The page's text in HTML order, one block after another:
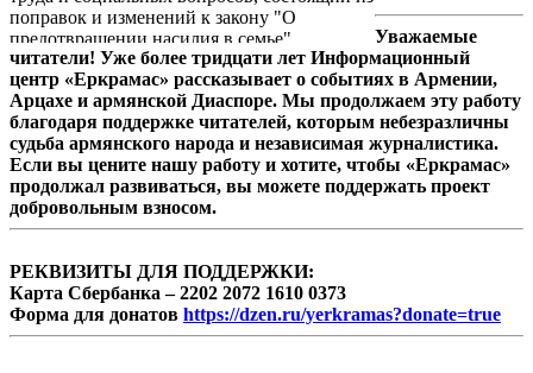
поправок и изменений к закону "О
предотвращении насилия в семье",
пытаются обосновать необходимостью
раскрытия случаев насилия и борьбой с
ними. .
Уважаемые
читатели! Уже более тридцати лет Информационный
центр «Еркрамас» рассказывает о событиях в Армении,
Арцахе и армянской Диаспоре. Мы продолжаем эту работу
благодаря поддержке читателей, которым небезразличны
судьба армянского народа и независимая журналистика.
Если вы цените нашу работу и хотите, чтобы «Еркрамас»
продолжал развиваться, вы можете поддержать проект
добровольным взносом.
РЕКВИЗИТЫ ДЛЯ ПОДДЕРЖКИ:
Карта Сбербанка – 2202 2072 1610 0373
Форма для донатов https://dzen.ru/yerkramas?donate=true